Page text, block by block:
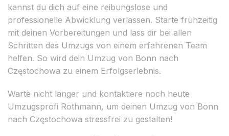
kannst du dich auf eine reibungslose und
professionelle Abwicklung verlassen. Starte frühzeitig
mit deinen Vorbereitungen und lass dir bei allen
Schritten des Umzugs von einem erfahrenen Team
helfen. So wird dein Umzug von Bonn nach
Częstochowa zu einem Erfolgserlebnis.
Warte nicht länger und kontaktiere noch heute
Umzugsprofi Rothmann, um deinen Umzug von Bonn
nach Częstochowa stressfrei zu gestalten!